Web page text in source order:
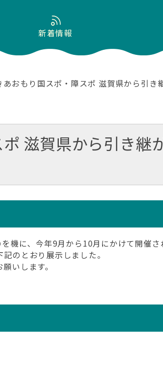
新着情報
あおもり国スポ・障スポ 滋賀県から引き
滋賀県から引き継
機に、今年9月から10月にかけて開催
のとおり展示しました。
いします。